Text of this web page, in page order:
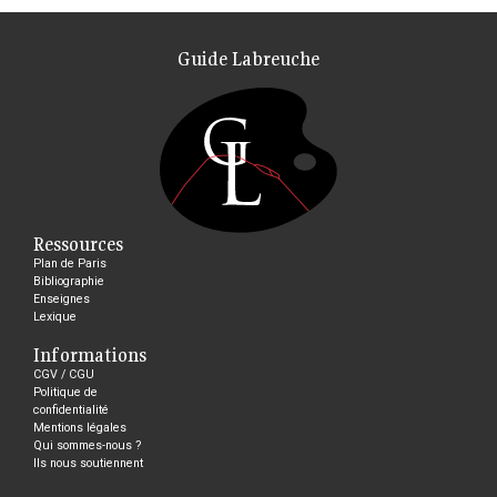
Guide Labreuche
Ressources
Plan de Paris
Bibliographie
Enseignes
Lexique
Informations
CGV / CGU
Politique de
confidentialité
Mentions légales
Qui sommes-nous ?
Ils nous soutiennent